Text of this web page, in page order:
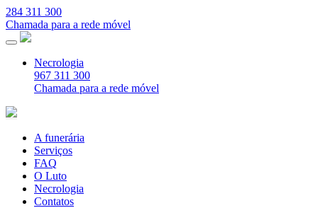
284 311 300
Chamada para a rede móvel
Necrologia
967 311 300
Chamada para a rede móvel
A funerária
Serviços
FAQ
O Luto
Necrologia
Contatos